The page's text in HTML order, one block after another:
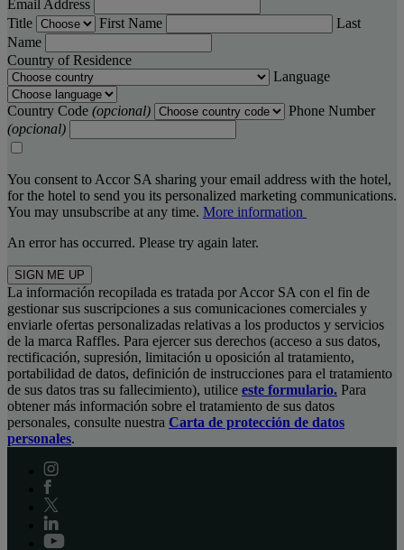
Email Address
Title
First Name
Last
Name
Country of Residence
Language
Country Code (opcional)
Phone Number
(opcional)
You consent to Accor SA sharing your email address with the hotel,
for the hotel to send you its personalized marketing communications.
You may unsubscribe at any time. More information
An error has occurred. Please try again later.
SIGN ME UP
La información recopilada es tratada por Accor SA con el fin de
gestionar sus suscripciones a sus comunicaciones comerciales y
enviarle ofertas personalizadas relativas a los productos y servicios
de la marca Raffles. Para ejercer sus derechos (acceso a sus datos,
rectificación, supresión, limitación u oposición al tratamiento,
portabilidad de datos, definición de instrucciones para el tratamiento
de sus datos tras su fallecimiento), utilice este formulario. Para
obtener más información sobre el tratamiento de sus datos
personales, consulte nuestra Carta de protección de datos
personales.